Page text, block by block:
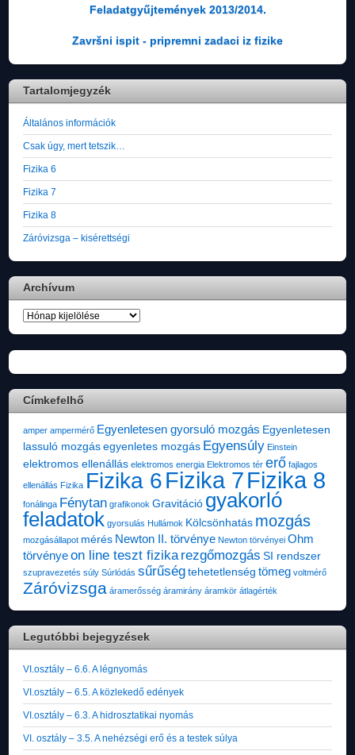
Feladatgyűjtemények 2013/2014.
Završni ispit - pripremni zadaci iz fizike
Tartalomjegyzék
Általános információk
Csak úgy, mert tetszik…
Fizika 6
Fizika 7
Fizika 8
Záróvizsga – kisérettségi
Archívum
Archívum
Címkefelhő
amper ampermérő Egyenletesen gyorsuló mozgás Egyenletesen
lassuló mozgás egyenletes mozgás Egyensúly Einstein
elektromos ellenállás elektromos energia Elektromos tér erő fajlagos
ellenállás Fizika Fizika 6Fizika 7Fizika 8
fonálinga Fénytan grafikonok Gravitáció gyakorló
feladatok gyorsulás Hullámok Kölcsönhatás mozgás
mozgásállapot mérés Newton II. törvénye Newton törvényei Ohm
törvényeon line teszt fizikarezgőmozgás SI rendszer
szupravezetés súly Súrlódás sűrűség tehetetlenség tömeg voltmérő
Záróvizsga áramerősség áramirány áramkör átlagérték
Legutóbbi bejegyzések
VI.osztály – 6.6. A légnyomás
VI.osztály – 6.5. A közlekedő edények
VI.osztály – 6.3. A hidrosztatikai nyomás
VI. osztály – 3.5. A nehézségi erő és a testek súlya